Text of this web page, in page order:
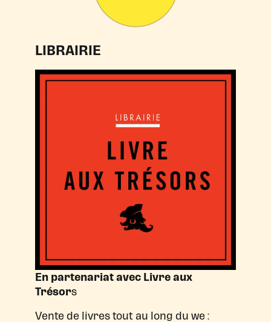
LIBRAIRIE
En partenariat avec Livre aux
Trésors
Vente de livres tout au long du we :